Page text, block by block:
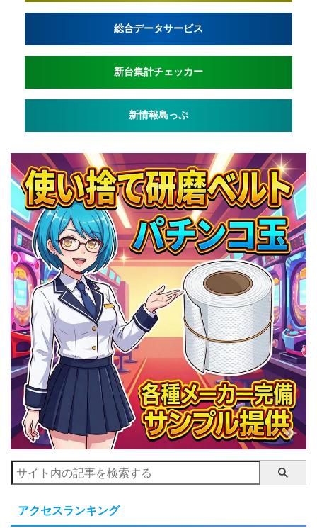
総合データサービス
新台集計チェッカー
新情報島っぷ
アクセスランキング